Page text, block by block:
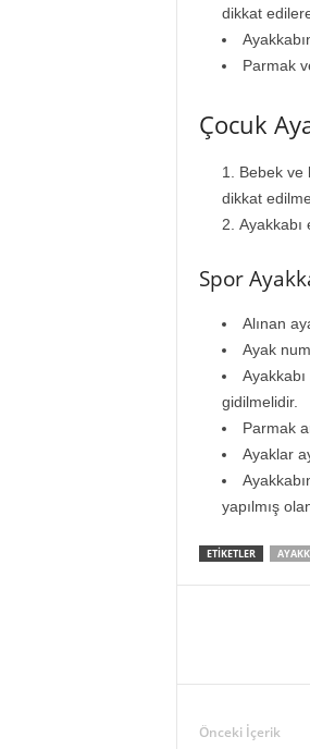
dikkat
Parmak
Çocuk
Bebek ve
dikkat
Ayakkabı
Spor
Alınan
Ayak
gidilmelidir.
Parmak
Ayaklar
yapılmış
ETIKETLER
Önceki İçerik